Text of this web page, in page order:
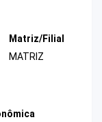
Matriz/Filial
MATRIZ